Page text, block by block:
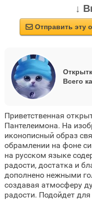
↓
 Отправить эту
Всего
Приветственная
Пантелеимона. На
иконописный образ
обрамлении на фоне
на русском языке
радости, достатка и
дополнено нежными
создавая атмосферу
радости. Подойдет